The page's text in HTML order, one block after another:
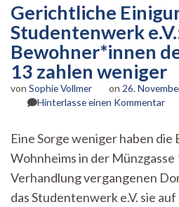
Gerichtliche
Studentenwerk
Bewohner*innen
13 zahlen weniger
von Sophie Vollmer on 26.
Hinterlasse einen Kommentarzu
mit
e.V.:
Eine Sorge weniger haben
Wohnheims in der Münzgasse
Verhandlung vergangenen
das Studentenwerk e.V. sie auf